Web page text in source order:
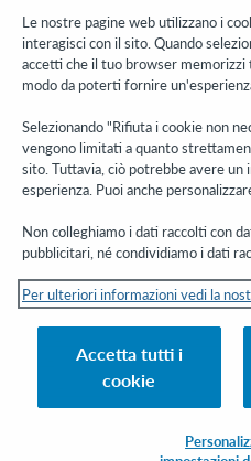
Stay in the know.
Ricevi gli ultimi aggiornamenti di
altro direttamente nella tua casella
Subscribe now
© 2026 OCLC
Marchi e/o marchi di servizio nazionali
Informativa sui cookie Elenco e
Le nostre pagine web utilizzano i
interagisci con il sito. Quando
accetti che il tuo browser
modo da poterti fornire
Selezionando "Rifiuta i cookie non
vengono limitati a quanto
sito. Tuttavia, ciò potrebbe avere un
esperienza. Puoi anche
Non colleghiamo i dati raccolti con
pubblicitari, né condividiamo i dati
Per ulteriori informazioni vedi la
Accetta tutti i
cookie